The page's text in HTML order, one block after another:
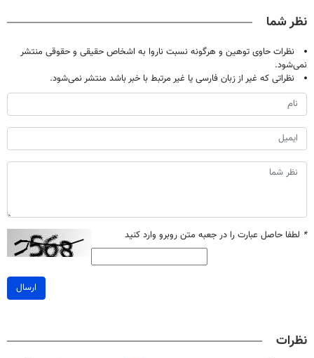
نظر شما
نظرات حاوی توهین و هرگونه نسبت ناروا به اشخاص حقیقی و حقوقی منتشر
نمی‌شود.
نظراتی که غیر از زبان فارسی یا غیر مرتبط با خبر باشد منتشر نمی‌شود.
* لطفا حاصل عبارت را در جعبه متن روبرو وارد کنید
ارسال
نظرات